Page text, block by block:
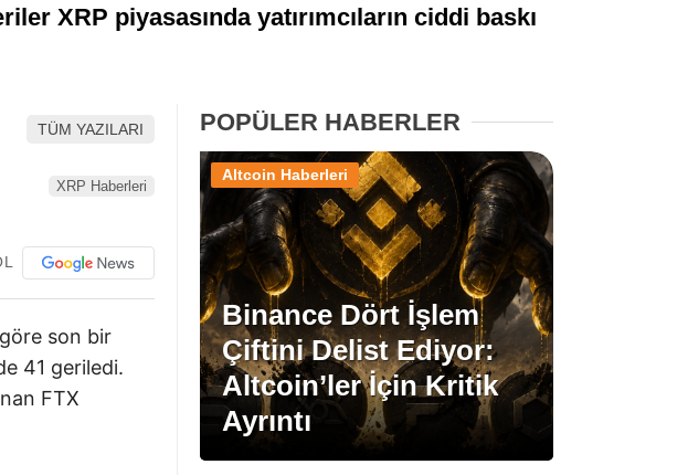
Facebook
Instagram
Youtube
TikTok
XRP piyasasında yatırımcıların ciddi baskı
TÜM YAZILARI
XRP Haberleri
son bir
41 geriledi.
FTX
POPÜLER HABERLER
Binance Dört İşlem
Çiftini Delist Ediyor:
Altcoin’ler İçin Kritik
Ayrıntı
Altcoin Haberleri